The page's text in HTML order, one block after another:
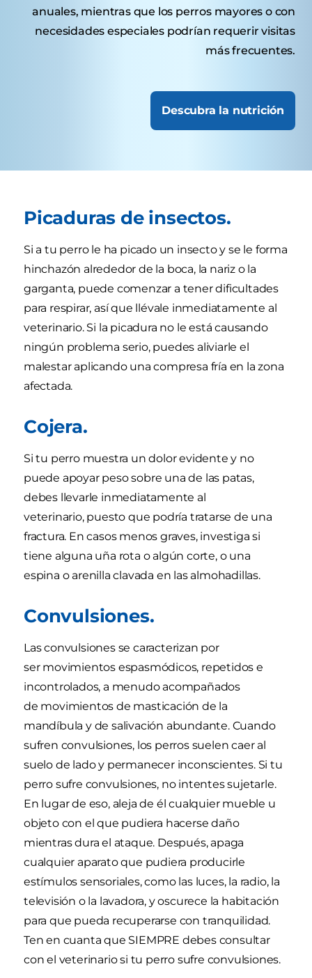
anuales, mientras que los perros mayores o con
necesidades especiales podrían requerir visitas
más frecuentes.
Descubra la nutrición
Picaduras de insectos.
Si a tu perro le ha picado un insecto y se le forma
hinchazón alrededor de la boca, la nariz o la
garganta, puede comenzar a tener dificultades
para respirar, así que llévale inmediatamente al
veterinario. Si la picadura no le está causando
ningún problema serio, puedes aliviarle el
malestar aplicando una compresa fría en la zona
afectada.
Cojera.
Si tu perro muestra un dolor evidente y no
puede apoyar peso sobre una de las patas,
debes llevarle inmediatamente al
veterinario, puesto que podría tratarse de una
fractura. En casos menos graves, investiga si
tiene alguna uña rota o algún corte, o una
espina o arenilla clavada en las almohadillas.
Convulsiones.
Las convulsiones se caracterizan por
ser movimientos espasmódicos, repetidos e
incontrolados, a menudo acompañados
de movimientos de masticación de la
mandíbula y de salivación abundante. Cuando
sufren convulsiones, los perros suelen caer al
suelo de lado y permanecer inconscientes. Si tu
perro sufre convulsiones, no intentes sujetarle.
En lugar de eso, aleja de él cualquier mueble u
objeto con el que pudiera hacerse daño
mientras dura el ataque. Después, apaga
cualquier aparato que pudiera producirle
estímulos sensoriales, como las luces, la radio, la
televisión o la lavadora, y oscurece la habitación
para que pueda recuperarse con tranquilidad.
Ten en cuanta que SIEMPRE debes consultar
con el veterinario si tu perro sufre convulsiones.